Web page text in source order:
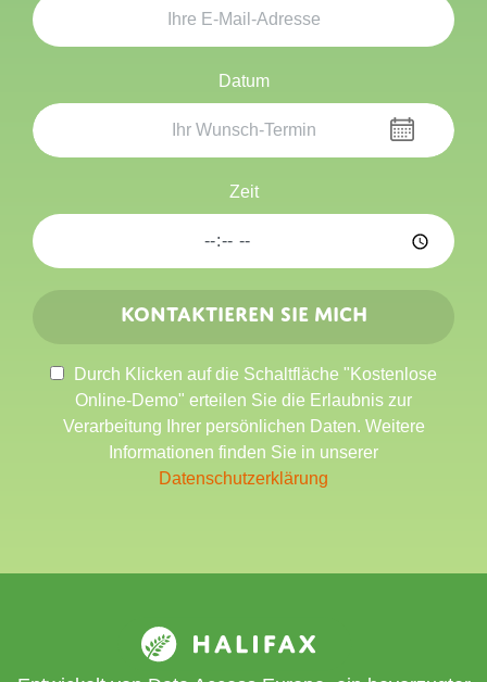
Datum
Zeit
Kontaktieren Sie mich
Durch Klicken auf die Schaltfläche "Kostenlose
Online-Demo" erteilen Sie die Erlaubnis zur
Verarbeitung Ihrer persönlichen Daten. Weitere
Informationen finden Sie in unserer
Datenschutzerklärung